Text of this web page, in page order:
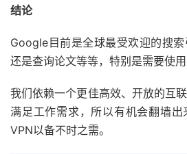
结论
Google目前是全球最受欢迎的搜
还是查询论文等等，特别是需要使用
我们依赖一个更佳高效、开放的互
满足工作需求，所以有机会翻墙
VPN以备不时之需。